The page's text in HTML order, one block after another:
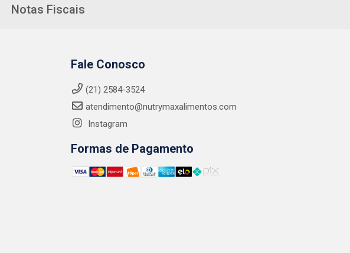
Notas Fiscais
Fale Conosco
(21) 2584-3524
atendimento@nutrymaxalimentos.com
Instagram
Formas de Pagamento